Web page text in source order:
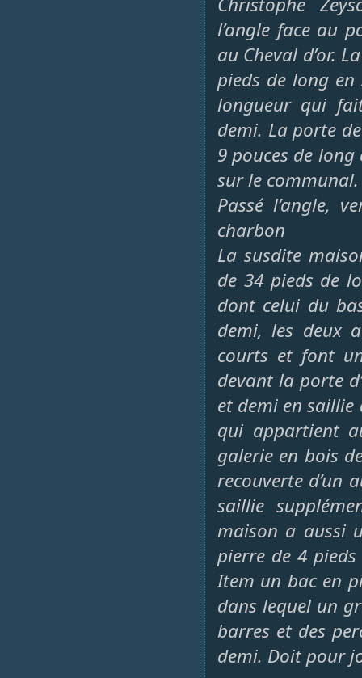
l’angle face au
au Cheval d’or.
pieds de long en
longueur qui
demi. La porte
9 pouces de
sur le
Passé l’angle,
charbon
La susdite
de 34 pieds de
dont celui du
demi, les deux
courts et font
devant la porte
et demi en saillie
qui appartient
galerie en bois
recouverte d’un
saillie
maison a aussi
pierre de 4
Item un bac en
dans lequel un
barres et des
demi. Doit pour